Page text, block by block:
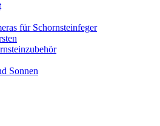
für Schornsteinfeger
Sonnen